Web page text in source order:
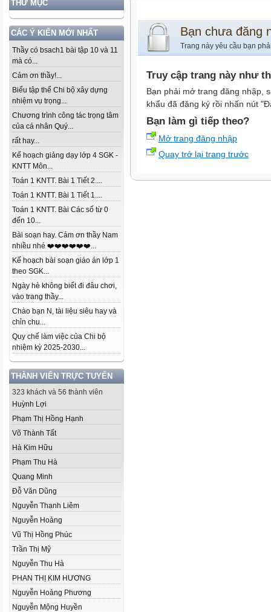
THƯ MỤC
CÁC Ý KIẾN MỚI NHẤT
Thầy có bsach1 bài tập 10 và 11
mà có...
Cảm ơn thầy!...
Biểu tập thể Chi bộ xây dựng
nhiệm vụ trọng...
Chương trình công tác trọng tâm
của cá nhân Quý...
rất hay...
Kế hoạch giảng dạy lớp 4 SGK -
KNTT Môn...
Toán 1 KNTT. Bài 1 Tiết 2....
Toán 1 KNTT. Bài 1 Tiết 1....
Toán 1 KNTT. Bài Các số từ 0
đến 10...
Bài soạn hay. Cảm ơn thầy Nam
nhiều nhé ❤️❤️❤️❤️❤️❤️...
Kế hoạch bài soạn giáo án lớp 1
theo SGK...
Ngày hè không biết đi đâu chơi,
vào trang thầy...
Chào bạn N, tài liệu siêu hay và
chỉn chu...
Quy chế làm việc của Chi bộ
nhiệm kỳ 2025-2030...
THÀNH VIÊN TRỰC TUYẾN
323 khách và 56 thành viên
Huỳnh Lợi
Phạm Thị Hồng Hạnh
Võ Thành Tất
Hà Kim Hữu
Phạm Thu Hà
Quang Minh
Đỗ Văn Dũng
Nguyễn Thanh Liêm
Nguyễn Hoàng
Vũ Thị Hồng Phúc
Trần Thị Mỹ
Nguyễn Thu Hà
PHAN THỊ KIM HƯƠNG
Nguyễn Hoàng Phương
Nguyễn Mộng Huyền
Bạn chưa đăng
Trang này yêu cầu bạn
Truy cập trang này như
Bạn phải mở trang đăng nhập,
khẩu đã đăng ký rồi nhấn nút
Bạn làm gì tiếp theo?
Mở trang đăng nhập
Quay trở lại trang trước